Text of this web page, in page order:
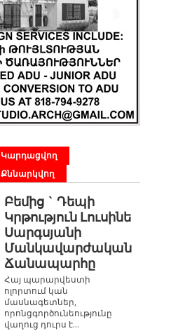
Կարդացվող
Քննարկվող
Բեմից ` Դեպի
Կրթություն Լուսինե
Սարգսյանի
Մանկավարժական
Ճանապարհը
Հայ պարարվեստի
ոլորտում կան
մասնագետներ,
որոնցգործունեությունը
վաղուց դուրս է...